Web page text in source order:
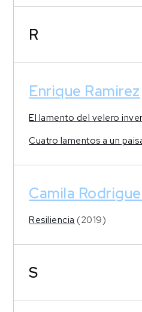
R
Enrique Ramirez
El lamento del velero
Cuatro lamentos a un
Camila
Resiliencia (2019)
S